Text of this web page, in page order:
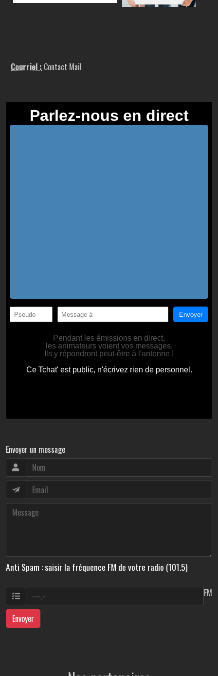
Courriel : Contact Mail
Envoyer un message
Anti Spam : saisir la fréquence FM de votre radio (101.5)
FM
Envoyer